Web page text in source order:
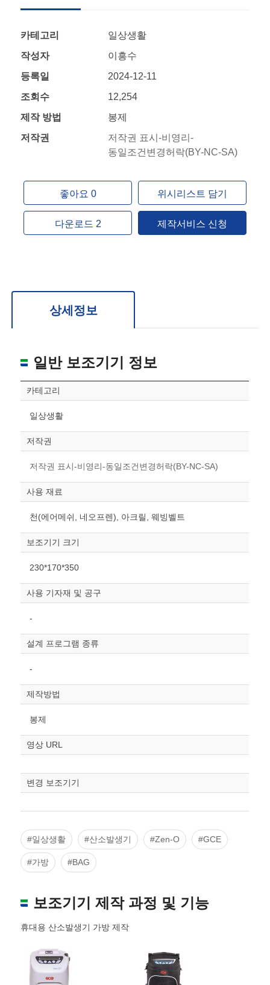
카테고리
일상생활
작성자
이흥수
등록일
2024-12-11
조회수
12,254
제작 방법
봉제
저작권
저작권 표시-비영리-
동일조건변경허락(BY-NC-SA)
좋아요 0 위시리스트 담기
다운로드 2 제작서비스 신청
상세정보
일반 보조기기 정보
카테고리
일상생활
저작권
저작권 표시-비영리-동일조건변경허락(BY-NC-SA)
사용 재료
천(에어메쉬, 네오프렌), 아크릴, 웨빙벨트
보조기기 크기
230*170*350
사용 기자재 및 공구
-
설계 프로그램 종류
-
제작방법
봉제
영상 URL
변경 보조기기
#일상생활 #산소발생기 #Zen-O #GCE
#가방 #BAG
보조기기 제작 과정 및 기능
휴대용 산소발생기 가방 제작